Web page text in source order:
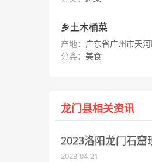
乡土木桶菜
产地： 广东省广州市天
分类： 美食
龙门县相关资讯
2023-04-21